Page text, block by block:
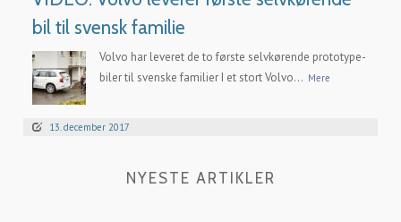
bil til svensk familie
Volvo har leveret de to første selvkørende prototype-
biler til svenske familier I et stort Volvo... Mere
13. december 2017
NYESTE ARTIKLER